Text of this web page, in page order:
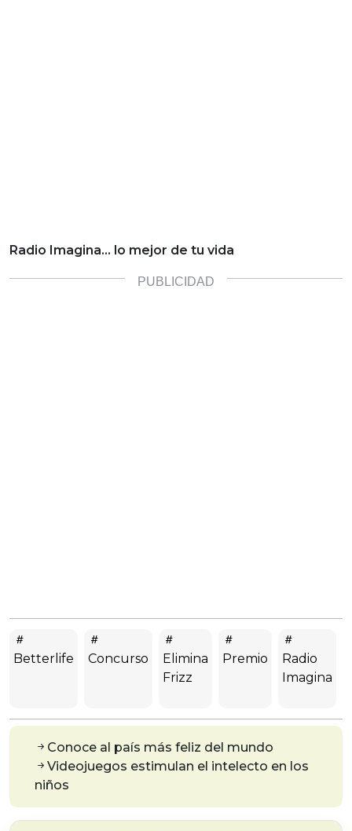
Radio Imagina… lo mejor de tu vida
Betterlife Concurso
Elimina
Frizz
Premio
Radio
Imagina
Conoce al país más feliz del mundo
Videojuegos estimulan el intelecto en los
niños